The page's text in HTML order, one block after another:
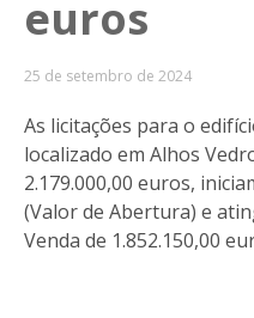
euros
25 de setembro de 2024
As licitações para o
localizado em Alhos
2.179.000,00 euros,
(Valor de Abertura) e
Venda de 1.852.150,00